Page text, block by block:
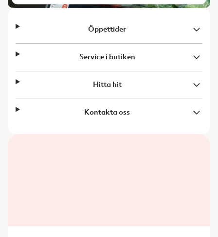
Öppettider
Service i butiken
Hitta hit
Kontakta oss